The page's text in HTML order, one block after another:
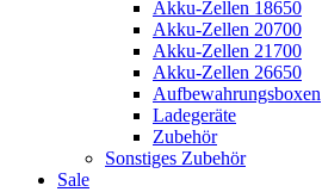
Akku-Zellen 18650
Akku-Zellen 20700
Akku-Zellen 21700
Akku-Zellen 26650
Aufbewahrungsboxen
Ladegeräte
Zubehör
Sonstiges Zubehör
Sale